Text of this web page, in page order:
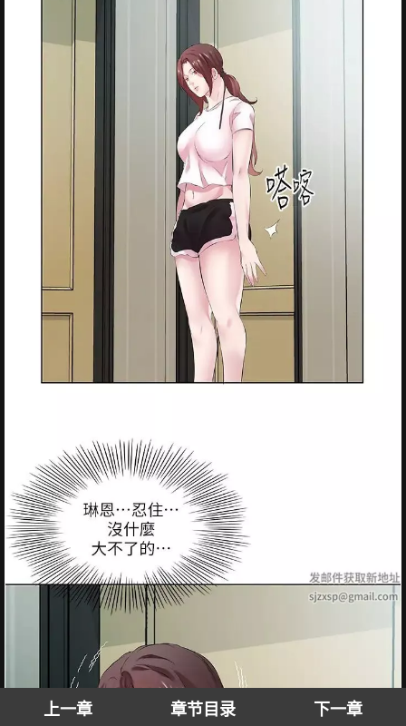
上一章 章节目录 下一章